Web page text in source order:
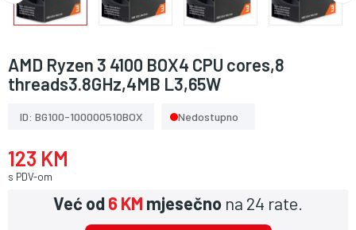
AMD Ryzen 3 4100 BOX4 CPU cores,8
threads3.8GHz,4MB L3,65W
ID: BG100-100000510BOX Nedostupno
123 KM
s PDV-om
Već od6 KM mjesečno na 24 rate.